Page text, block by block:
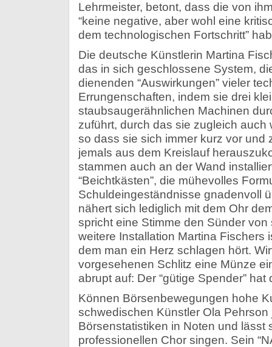
Lehrmeister, betont, dass die von
“keine negative, aber wohl eine
dem technologischen Fortschritt”
Die deutsche Künstlerin Martina
das in sich geschlossene System,
dienenden “Auswirkungen” vieler
Errungenschaften, indem sie drei
staubsaugerähnlichen Machinen
zuführt, durch das sie zugleich auch
so dass sie sich immer kurz vor und
jemals aus dem Kreislauf
stammen auch an der Wand
“Beichtkästen”, die mühevolles
Schuldeingeständnisse gnadenvoll
nähert sich lediglich mit dem Ohr
spricht eine Stimme den Sünder
weitere Installation Martina Fischers
dem man ein Herz schlagen hört.
vorgesehenen Schlitz eine Münze
abrupt auf: Der “gütige Spender”
Können Börsenbewegungen hohe
schwedischen Künstler Ola Pehrson
Börsenstatistiken in Noten und lässt
professionellen Chor singen. Sein